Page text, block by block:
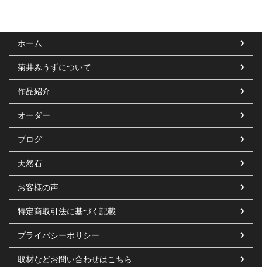
ホーム
菊井みうずについて
作品紹介
オーダー
ブログ
天然石
お客様の声
特定商取引法に基づく記載
プライバシーポリシー
取材などお問い合わせはこちら